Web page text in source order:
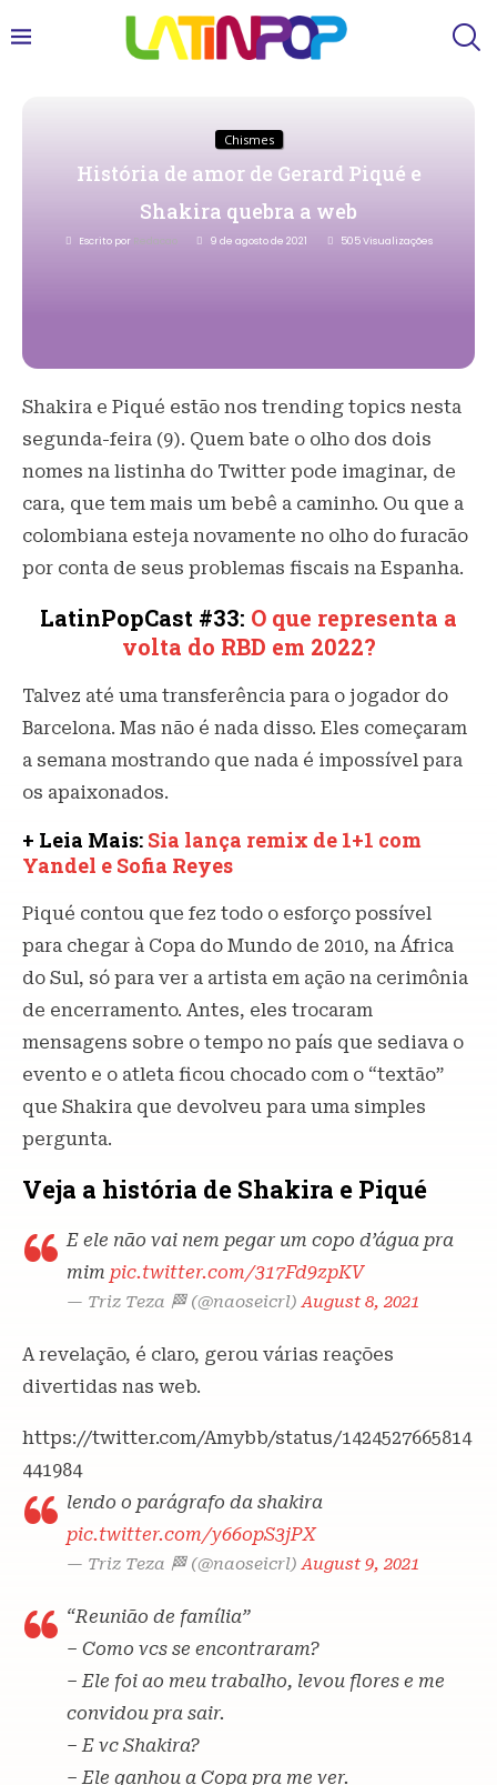
Chismes
História de amor de Gerard Piqué e
Shakira quebra a web
Escrito por Redacao 9 de agosto de 2021 505Visualizações
Shakira e Piqué estão nos trending topics nesta
segunda-feira (9). Quem bate o olho dos dois
nomes na listinha do Twitter pode imaginar, de
cara, que tem mais um bebê a caminho. Ou que a
colombiana esteja novamente no olho do furacão
por conta de seus problemas fiscais na Espanha.
LatinPopCast #33: O que representa a
volta do RBD em 2022?
Talvez até uma transferência para o jogador do
Barcelona. Mas não é nada disso. Eles começaram
a semana mostrando que nada é impossível para
os apaixonados.
+ Leia Mais: Sia lança remix de 1+1 com
Yandel e Sofia Reyes
Piqué contou que fez todo o esforço possível
para chegar à Copa do Mundo de 2010, na África
do Sul, só para ver a artista em ação na cerimônia
de encerramento. Antes, eles trocaram
mensagens sobre o tempo no país que sediava o
evento e o atleta ficou chocado com o “textão”
que Shakira que devolveu para uma simples
pergunta.
Veja a história de Shakira e Piqué
E ele não vai nem pegar um copo d’água pra
mim pic.twitter.com/317Fd9zpKV
— Triz Teza 🏁 (@naoseicrl)August 8, 2021
A revelação, é claro, gerou várias reações
divertidas nas web.
https://twitter.com/Amybb/status/1424527665814
441984
lendo o parágrafo da shakira
pic.twitter.com/y66opS3jPX
— Triz Teza 🏁 (@naoseicrl)August 9, 2021
“Reunião de família”
– Como vcs se encontraram?
– Ele foi ao meu trabalho, levou flores e me
convidou pra sair.
– E vc Shakira?
– Ele ganhou a Copa pra me ver.